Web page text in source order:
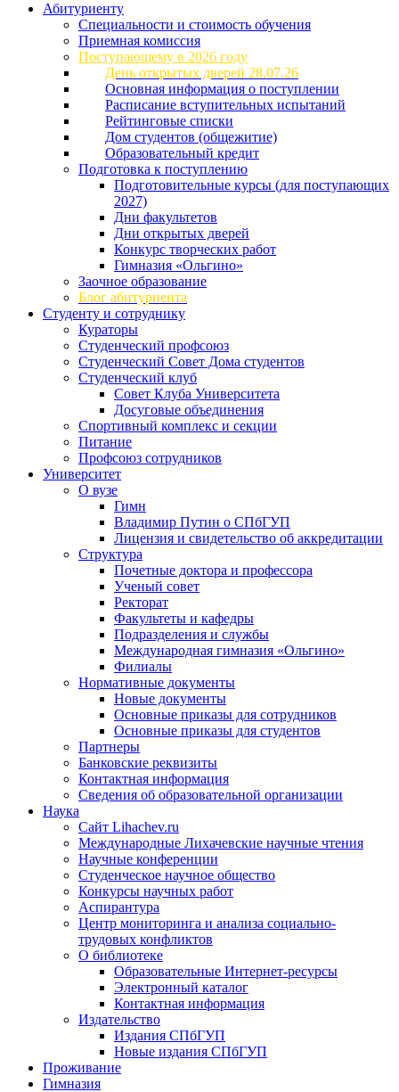
Абитуриенту
Специальности и стоимость обучения
Приемная комиссия
Поступающему в 2026 году
День открытых дверей 28.07.26
Основная информация о поступлении
Расписание вступительных испытаний
Рейтинговые списки
Дом студентов (общежитие)
Образовательный кредит
Подготовка к поступлению
Подготовительные курсы (для поступающих
2027)
Дни факультетов
Дни открытых дверей
Конкурс творческих работ
Гимназия «Ольгино»
Заочное образование
Блог абитуриента
Студенту и сотруднику
Кураторы
Студенческий профсоюз
Студенческий Совет Дома студентов
Студенческий клуб
Совет Клуба Университета
Досуговые объединения
Спортивный комплекс и секции
Питание
Профсоюз сотрудников
Университет
О вузе
Гимн
Владимир Путин о СПбГУП
Лицензия и свидетельство об аккредитации
Структура
Почетные доктора и профессора
Ученый совет
Ректорат
Факультеты и кафедры
Подразделения и службы
Международная гимназия «Ольгино»
Филиалы
Нормативные документы
Новые документы
Основные приказы для сотрудников
Основные приказы для студентов
Партнеры
Банковские реквизиты
Контактная информация
Сведения об образовательной организации
Наука
Сайт Lihachev.ru
Международные Лихачевские научные чтения
Научные конференции
Студенческое научное общество
Конкурсы научных работ
Аспирантура
Центр мониторинга и анализа социально-
трудовых конфликтов
О библиотеке
Образовательные Интернет-ресурсы
Электронный каталог
Контактная информация
Издательство
Издания СПбГУП
Новые издания СПбГУП
Проживание
Гимназия